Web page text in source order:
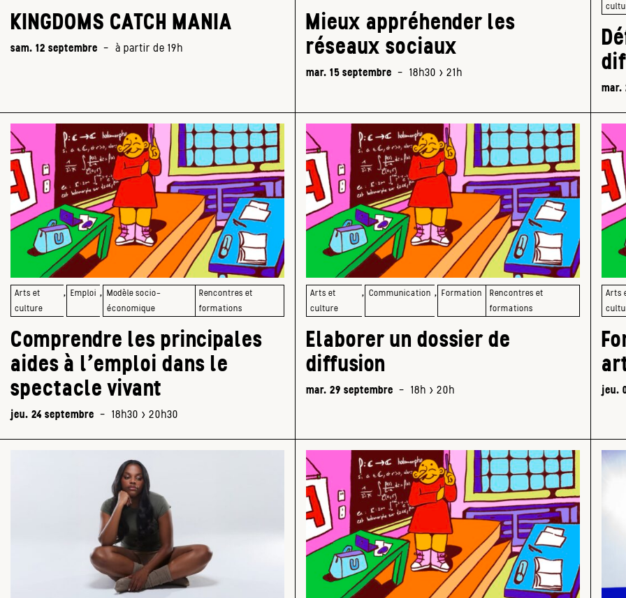
KINGDOMS CATCH MANIA
sam. 12 septembre - à partir de 19h
Mieux appréhender les
réseaux sociaux
mar. 15 septembre - 18h30 > 21h
mar.
Arts et
culture
, Emploi , Modèle socio-
économique
Rencontres et
formations
Comprendre les principales
aides à l’emploi dans le
spectacle vivant
jeu. 24 septembre - 18h30 > 20h30
Arts et
culture
, Communication , Formation
Rencontres et
formations
Elaborer un dossier de
diffusion
mar. 29 septembre - 18h > 20h
Arts
jeu.